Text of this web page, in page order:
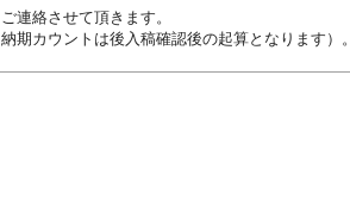
連絡させて頂きます。
期カウントは後入稿確認後の起算となります）。